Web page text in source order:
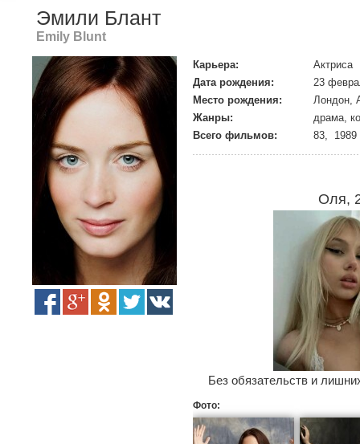
Эмили Блант
Emily Blunt
Карьера:
Актриса
Дата рождения:
23
Место рождения:
Лондон,
Жанры:
драма,
Всего фильмов:
83, 1989
Оля,
Без обязательств и
Фото: